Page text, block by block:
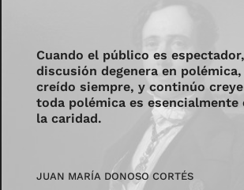
Cuando el público es
discusión degenera en
creído siempre, y continúo
toda polémica es esencialmente
la caridad.
JUAN MARÍA DONOSO CORTÉS